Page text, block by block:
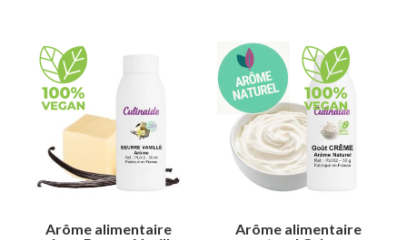
Arôme alimentaire
Arôme alimentaire